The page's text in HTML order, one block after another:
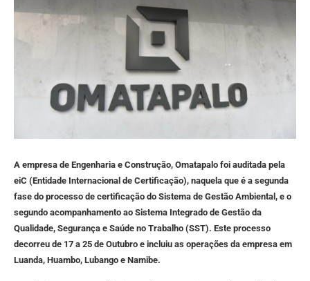
A empresa de Engenharia e Construção, Omatapalo foi auditada pela
eiC (Entidade Internacional de Certificação), naquela que é a segunda
fase do processo de certificação do Sistema de Gestão Ambiental, e o
segundo acompanhamento ao Sistema Integrado de Gestão da
Qualidade, Segurança e Saúde no Trabalho (SST). Este processo
decorreu de 17 a 25 de Outubro e incluiu as operações da empresa em
Luanda, Huambo, Lubango e Namibe.